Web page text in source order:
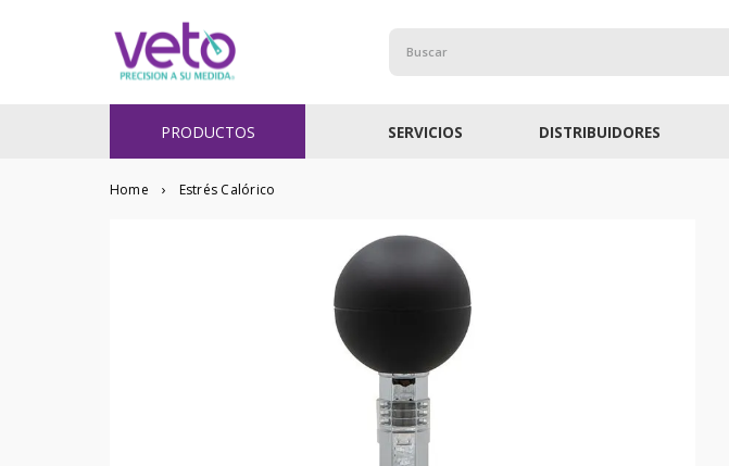
PRODUCTOS SERVICIOS DISTRIBUIDORES
Estrés Calórico